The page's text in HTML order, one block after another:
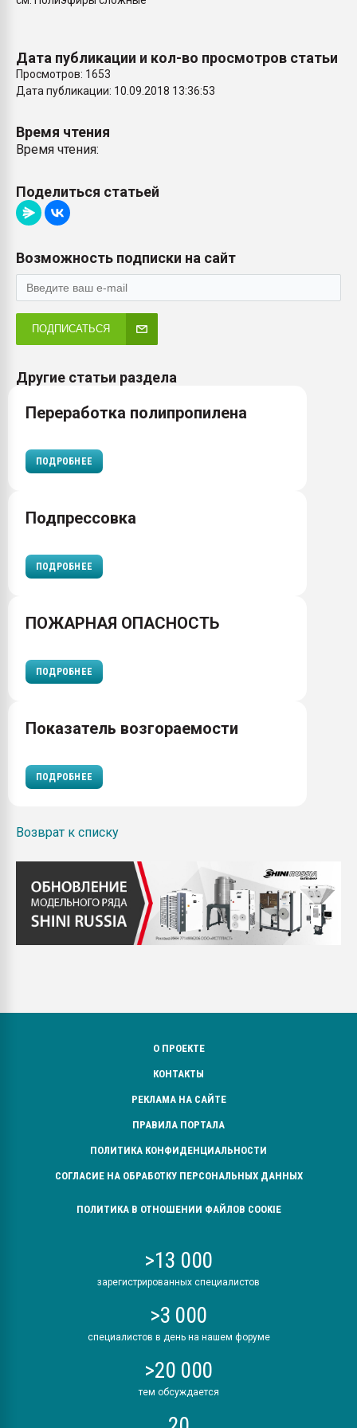
Дата публикации и кол-во просмотров статьи
Просмотров: 1653
Дата публикации: 10.09.2018 13:36:53
Время чтения
Время чтения:
Поделиться статьей
Возможность подписки на сайт
ПОДПИСАТЬСЯ
Другие статьи раздела
Переработка полипропилена
ПОДРОБНЕЕ
Подпрессовка
ПОДРОБНЕЕ
ПОЖАРНАЯ ОПАСНОСТЬ
ПОДРОБНЕЕ
Показатель возгораемости
ПОДРОБНЕЕ
Возврат к списку
О ПРОЕКТЕ
КОНТАКТЫ
РЕКЛАМА НА САЙТЕ
ПРАВИЛА ПОРТАЛА
ПОЛИТИКА КОНФИДЕНЦИАЛЬНОСТИ
СОГЛАСИЕ НА ОБРАБОТКУ ПЕРСОНАЛЬНЫХ ДАННЫХ
ПОЛИТИКА В ОТНОШЕНИИ ФАЙЛОВ COOKIE
>13 000
зарегистрированных специалистов
>3 000
специалистов в день на нашем форуме
>20 000
тем обсуждается